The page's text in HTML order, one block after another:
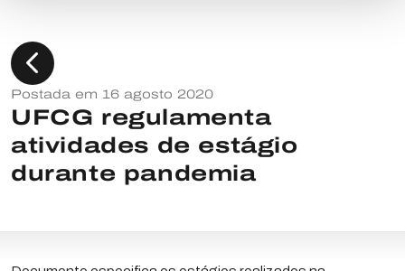
chevron_left
Postada em 16 agosto 2020
UFCG regulamenta
atividades de estágio
durante pandemia